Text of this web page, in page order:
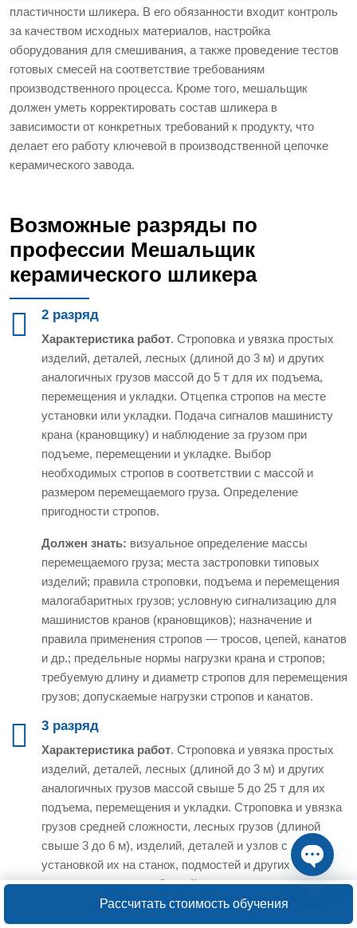
пластичности шликера. В его обязанности входит контроль
за качеством исходных материалов, настройка
оборудования для смешивания, а также проведение тестов
готовых смесей на соответствие требованиям
производственного процесса. Кроме того, мешальщик
должен уметь корректировать состав шликера в
зависимости от конкретных требований к продукту, что
делает его работу ключевой в производственной цепочке
керамического завода.
Возможные разряды по
профессии Мешальщик
керамического шликера
2 разряд
Характеристика работ. Строповка и увязка простых
изделий, деталей, лесных (длиной до 3 м) и других
аналогичных грузов массой до 5 т для их подъема,
перемещения и укладки. Отцепка стропов на месте
установки или укладки. Подача сигналов машинисту
крана (крановщику) и наблюдение за грузом при
подъеме, перемещении и укладке. Выбор
необходимых стропов в соответствии с массой и
размером перемещаемого груза. Определение
пригодности стропов.
Должен знать: визуальное определение массы
перемещаемого груза; места застроповки типовых
изделий; правила строповки, подъема и перемещения
малогабаритных грузов; условную сигнализацию для
машинистов кранов (крановщиков); назначение и
правила применения стропов — тросов, цепей, канатов
и др.; предельные нормы нагрузки крана и стропов;
требуемую длину и диаметр стропов для перемещения
грузов; допускаемые нагрузки стропов и канатов.
3 разряд
Характеристика работ. Строповка и увязка простых
изделий, деталей, лесных (длиной до 3 м) и других
аналогичных грузов массой свыше 5 до 25 т для их
подъема, перемещения и укладки. Строповка и увязка
грузов средней сложности, лесных грузов (длиной
свыше 3 до 6 м), изделий, деталей и узлов с
установкой их на станок, подмостей и других
монтажных приспособлений и механизмов, а также
других аналогичных грузов массой до 5 т для их
подъема, перемещения и укладки. Выбор способов
Open
Рассчитать стоимость обучения